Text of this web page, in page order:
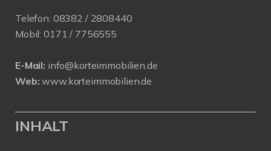
Telefon: 08382 / 2808440
Mobil: 0171 / 7756555
E-Mail: info@korteimmobilien.de
Web: www.korteimmobilien.de
INHALT